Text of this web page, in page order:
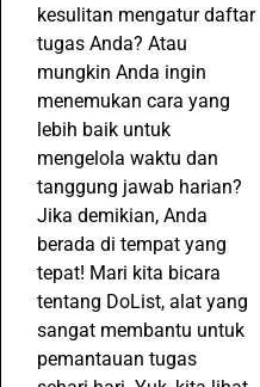
kesulitan mengatur daftar
tugas Anda? Atau
mungkin Anda ingin
menemukan cara yang
lebih baik untuk
mengelola waktu dan
tanggung jawab harian?
Jika demikian, Anda
berada di tempat yang
tepat! Mari kita bicara
tentang DoList, alat yang
sangat membantu untuk
pemantauan tugas